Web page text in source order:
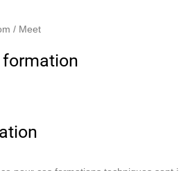
/ Meet
formation